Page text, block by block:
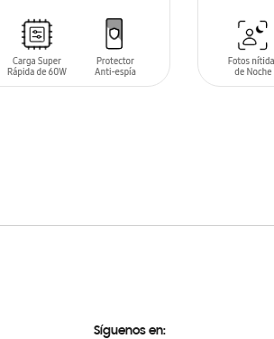
Síguenos en: